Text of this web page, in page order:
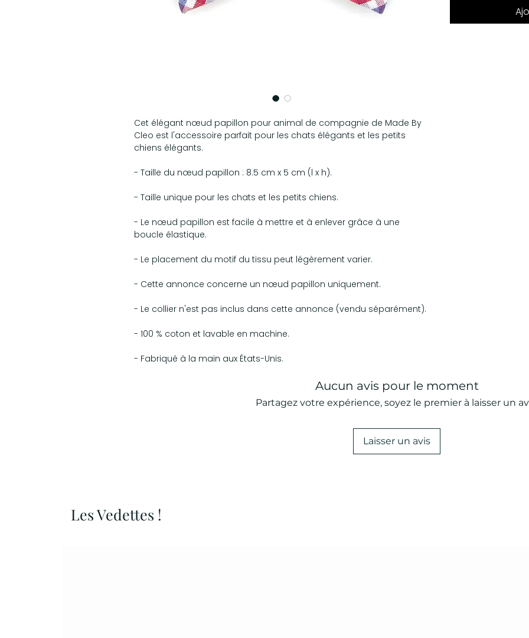
Cet élégant nœud papillon pour animal de compagnie de Made By
Cleo est l'accessoire parfait pour les chats élégants et les petits
chiens élégants.
- Taille du nœud papillon : 8.5 cm x 5 cm (l x h).
- Taille unique pour les chats et les petits chiens.
- Le nœud papillon est facile à mettre et à enlever grâce à une
boucle élastique.
- Le placement du motif du tissu peut légèrement varier.
- Cette annonce concerne un nœud papillon uniquement.
- Le collier n'est pas inclus dans cette annonce (vendu séparément).
- 100 % coton et lavable en machine.
- Fabriqué à la main aux États-Unis.
Aucun avis pour le moment
Partagez votre expérience, soyez le premier à laisser un
Laisser un avis
Les Vedettes !